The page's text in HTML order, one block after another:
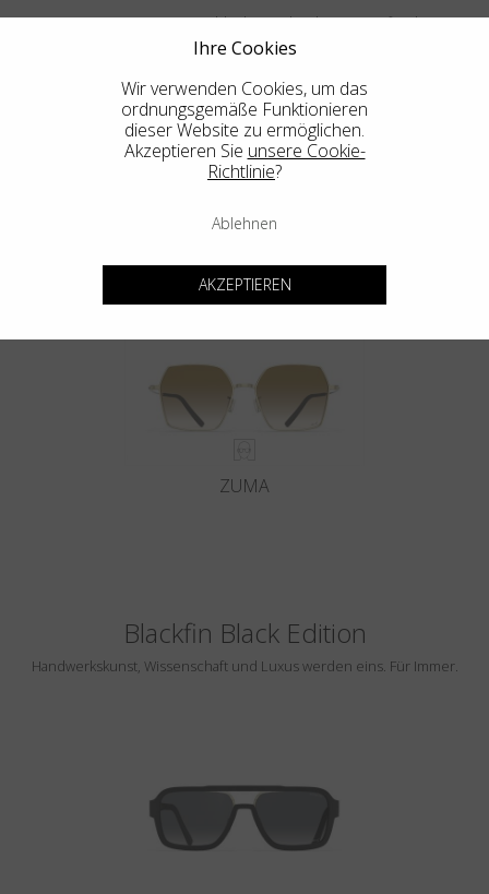
Aus einem massiven Titanblock. Die Klassiker, Neu erfunden.
MENDOCINO
ZUMA
Blackfin Black Edition
Handwerkskunst, Wissenschaft und Luxus werden eins. Für Immer.
Ihre Cookies
Wir verwenden Cookies, um das
ordnungsgemäße Funktionieren
dieser Website zu ermöglichen.
Akzeptieren Sie unsere Cookie-
Richtlinie?
Ablehnen
AKZEPTIEREN